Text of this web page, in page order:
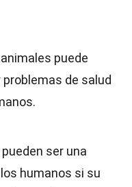
puede
de salud
ser una
humanos si su